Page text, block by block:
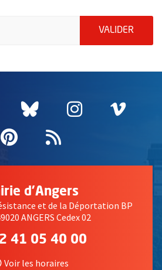
VALIDER
nouvelle fenêtre
Twitter
, Ouvre une nouvelle
Bluesky
, Ouvre une
Instagram
, Ouvre
,
Pinterest
, Ouvre une
Flux RSS
d'Angers
et de la Déportation BP
ANGERS Cedex 02
41 05 40 00
Voir les horaires